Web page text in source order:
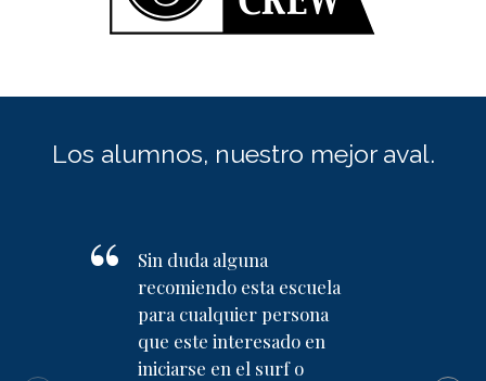
Los alumnos, nuestro mejor aval.
Sin duda alguna
recomiendo esta escuela
para cualquier persona
que este interesado en
iniciarse en el surf o